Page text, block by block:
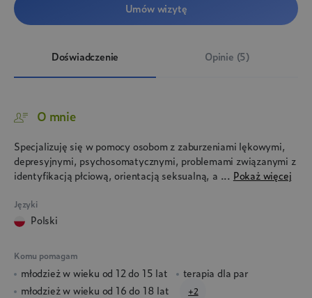
Umów wizytę
Doświadczenie Opinie (5)
O mnie
Specjalizuję się w pomocy osobom z zaburzeniami lękowymi,
depresyjnymi, psychosomatycznymi, problemami związanymi z
identyfikacją płciową, orientacją seksualną, a ... Pokaż więcej
Języki
polski
Komu pomagam
młodzież w wieku od 12 do 15 lat
terapia dla par
młodzież w wieku od 16 do 18 lat
+2